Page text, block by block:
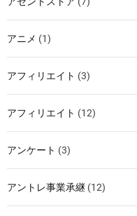
アニメ (1)
アフィリエイト (3)
アフィリエイト (12)
アンケート (3)
アントレ事業承継 (12)